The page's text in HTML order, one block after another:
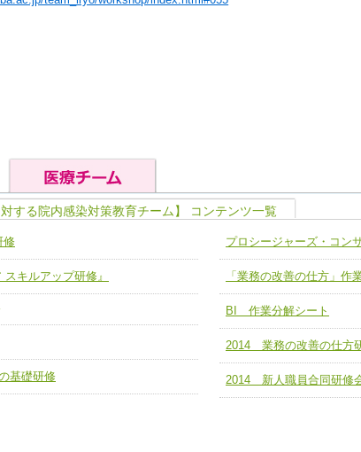
基礎能力
として、必要な基礎能力を身につ
力
、相互理解と連携を深める
ユニット４ 専門能力拡大・
各職種のスキルを拡大・
人材養成のためのマネジ
題解決チーム】
進による高度医療を必要とする在
トチーム】
】
チーム14【苦情・クレー
チーム15【人材養成エキ
チーム18【造血幹細胞移植
する院内感染対策教育チーム】 コンテンツ一覧
修
キルアップ研修』
基礎研修
プロシージャーズ・コン
「業務の改善の仕方」作
BI 作業分解シート
2014 業務の改善の仕方
2014 新人職員合同研修